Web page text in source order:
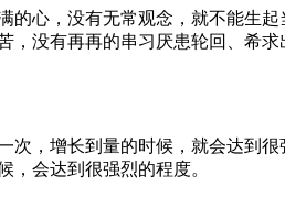
心，没有无常观念，就不能生起
没有再再的串习厌患轮回、希
，增长到量的时候，就会达到很
会达到很强烈的程度。